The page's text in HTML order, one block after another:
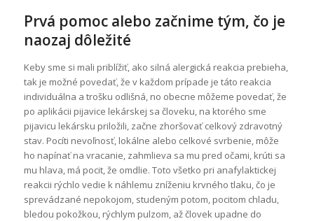
Prvá pomoc alebo začnime tým, čo je
naozaj dôležité
Keby sme si mali priblížiť, ako silná alergická reakcia prebieha,
tak je možné povedať, že v každom prípade je táto reakcia
individuálna a trošku odlišná, no obecne môžeme povedať, že
po aplikácii pijavice lekárskej sa človeku, na ktorého sme
pijavicu lekársku priložili, začne zhoršovať celkový zdravotný
stav. Pocíti nevoľnosť, lokálne alebo celkové svrbenie, môže
ho napínať na vracanie, zahmlieva sa mu pred očami, krúti sa
mu hlava, má pocit, že omdlie. Toto všetko pri anafylaktickej
reakcii rýchlo vedie k náhlemu zníženiu krvného tlaku, čo je
sprevádzané nepokojom, studeným potom, pocitom chladu,
bledou pokožkou, rýchlym pulzom, až človek upadne do